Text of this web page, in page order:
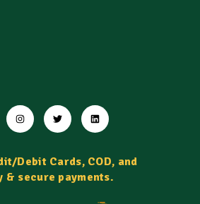
Debit Cards, COD, and
& secure payments.